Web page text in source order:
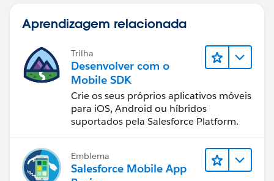
Aprendizagem relacionada
Trilha
Desenvolver com o
Mobile SDK
Crie os seus próprios aplicativos móveis
para iOS, Android ou híbridos
suportados pela Salesforce Platform.
Emblema
Salesforce Mobile App